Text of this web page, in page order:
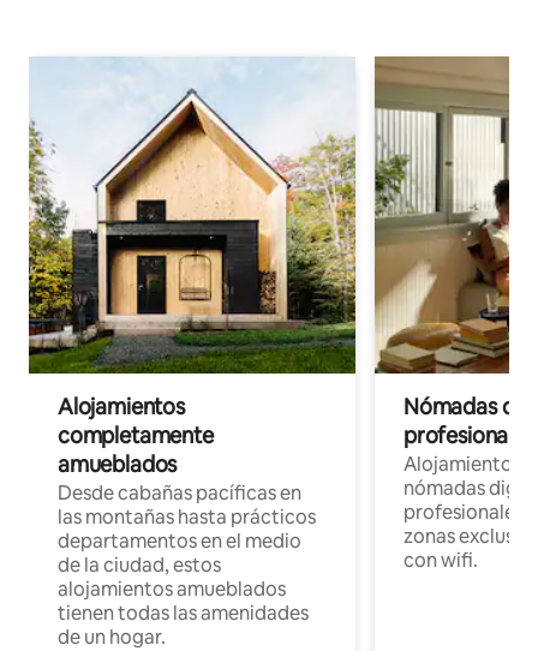
Alojamientos
completamente
amueblados
Desde cabañas pacíficas en
las montañas hasta prácticos
departamentos en el medio
de la ciudad, estos
alojamientos amueblados
tienen todas las amenidades
de un hogar.
Nómadas
Alojamientos
nómadas
profesionales
zonas
con wifi.